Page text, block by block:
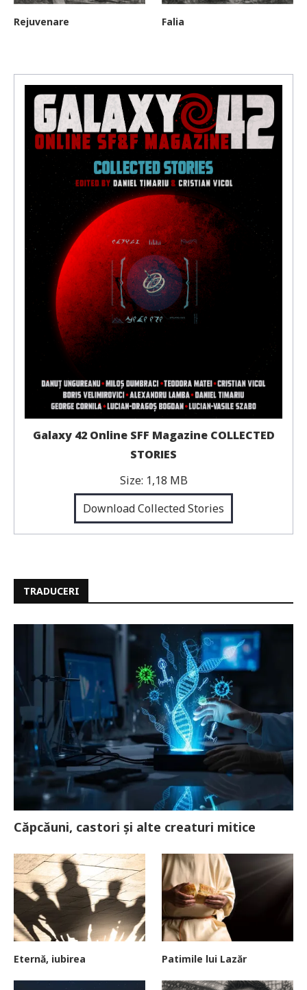
Rejuvenare Falia
Galaxy 42 Online SFF Magazine COLLECTED
STORIES
Size: 1,18 MB
Download Collected Stories
TRADUCERI
Căpcăuni, castori și alte creaturi mitice
Eternă, iubirea Patimile lui Lazăr